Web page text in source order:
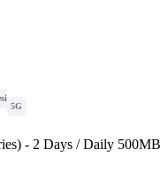
5G
- 2 Days / Daily 500MB